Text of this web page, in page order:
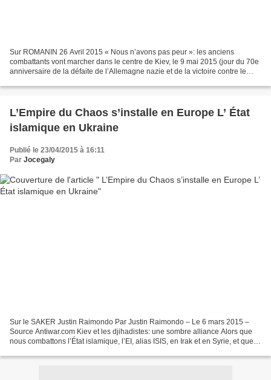
Sur ROMANIN 26 Avril 2015 « Nous n’avons pas peur »: les anciens
combattants vont marcher dans le centre de Kiev, le 9 mai 2015 (jour du 70e
anniversaire de la défaite de l’Allemagne nazie et de la victoire contre le
L’Empire du Chaos s’installe en Europe L’ État
islamique en Ukraine
Publié le 23/04/2015 à 16:11
Par Jocegaly
Sur le SAKER Justin Raimondo Par Justin Raimondo – Le 6 mars 2015 –
Source Antiwar.com Kiev et les djihadistes: une sombre alliance Alors que
nous combattons l’État islamique, l’EI, alias ISIS, en Irak et en Syrie, et que